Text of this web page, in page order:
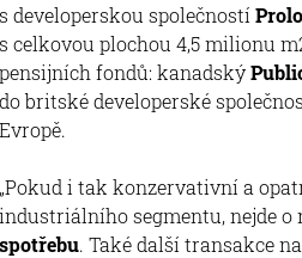
s developerskou společností
s celkovou plochou 4,5 milionu
pensijních fondů: kanadský
do britské developerské
Evropě.
„Pokud i tak konzervativní a
industriálního segmentu, nejde o
spotřebu. Také další transakce